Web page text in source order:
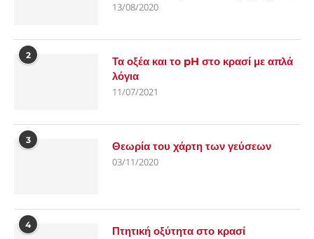
13/08/2020
2
Τα οξέα και το pH στο κρασί με απλά
λόγια
11/07/2021
3 Θεωρία του χάρτη των γεύσεων
03/11/2020
4 Πτητική οξύτητα στο κρασί